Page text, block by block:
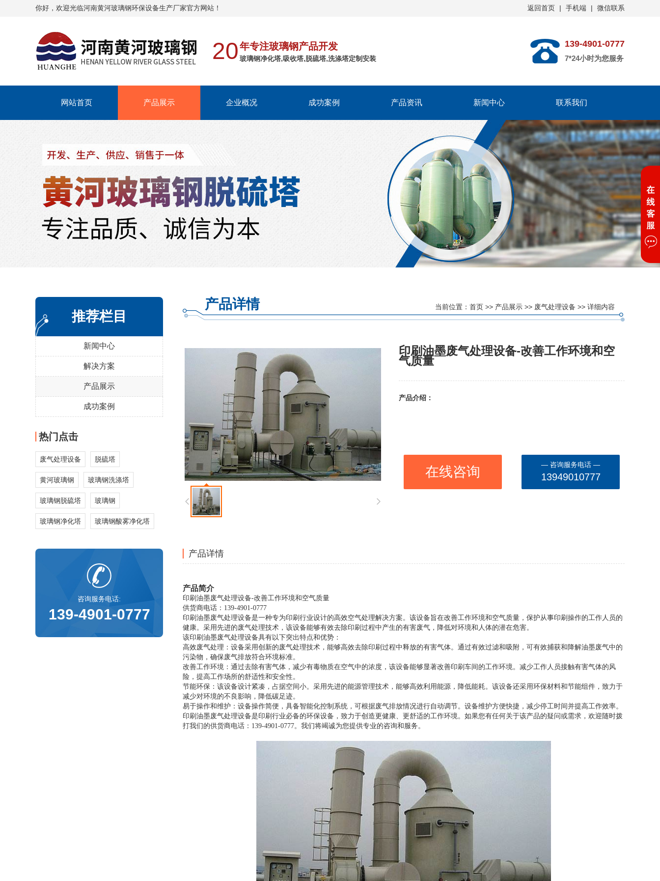
你好，欢迎光临河南黄河玻璃钢环保设备生产厂家官方网站！ 返回首页 | 手机端 | 微信联系
20年专注玻璃钢产品开发
玻璃钢净化塔,吸收塔,脱硫塔,洗涤塔定制安装
139-4901-0777
7*24小时为您服务
网站首页 产品展示 企业概况 成功案例 产品资讯 新闻中心 联系我们
推荐栏目
新闻中心
解决方案
产品展示
成功案例
热门点击
废气处理设备 脱硫塔
黄河玻璃钢 玻璃钢洗涤塔
玻璃钢脱硫塔 玻璃钢
玻璃钢净化塔 玻璃钢酸雾净化塔
咨询服务电话:
139-4901-0777
产品详情 当前位置： 首页 >> 产品展示 >> 废气处理设备 >> 详细内容
印刷油墨废气处理设备-改善工作环境和空
气质量
产品介绍：
在线咨询 — 咨询服务电话 —
13949010777
产品详情
产品简介
印刷油墨废气处理设备-改善工作环境和空气质量
供货商电话：139-4901-0777
印刷油墨废气处理设备是一种专为印刷行业设计的高效空气处理解决方案。该设备旨在改善工作环境和空气质量，保护从事印刷操作的工作人员的
健康。采用先进的废气处理技术，该设备能够有效去除印刷过程中产生的有害废气，降低对环境和人体的潜在危害。
该印刷油墨废气处理设备具有以下突出特点和优势：
高效废气处理：设备采用创新的废气处理技术，能够高效去除印刷过程中释放的有害气体。通过有效过滤和吸附，可有效捕获和降解油墨废气中的
污染物，确保废气排放符合环境标准。
改善工作环境：通过去除有害气体，减少有毒物质在空气中的浓度，该设备能够显著改善印刷车间的工作环境。减少工作人员接触有害气体的风
险，提高工作场所的舒适性和安全性。
节能环保：该设备设计紧凑，占据空间小。采用先进的能源管理技术，能够高效利用能源，降低能耗。该设备还采用环保材料和节能组件，致力于
减少对环境的不良影响，降低碳足迹。
易于操作和维护：设备操作简便，具备智能化控制系统，可根据废气排放情况进行自动调节。设备维护方便快捷，减少停工时间并提高工作效率。
印刷油墨废气处理设备是印刷行业必备的环保设备，致力于创造更健康、更舒适的工作环境。如果您有任何关于该产品的疑问或需求，欢迎随时拨
打我们的供货商电话：139-4901-0777。我们将竭诚为您提供专业的咨询和服务。